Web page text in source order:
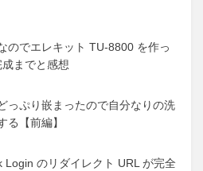
のでエレキット TU-8800 を作っ
までと感想
っぷり嵌まったので自分なりの洗
る【前編】
Login のリダイレクト URL が完全